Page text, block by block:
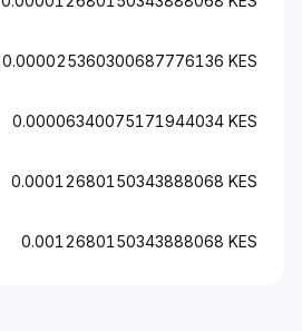
0.000025360300687776136 KES
0.00006340075171944034 KES
0.00012680150343888068 KES
0.0012680150343888068 KES